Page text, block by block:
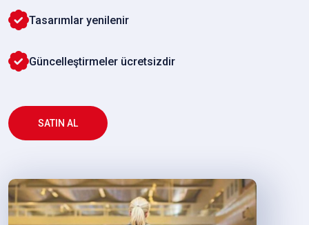
Tasarımlar yenilenir
Güncelleştirmeler ücretsizdir
SATIN AL